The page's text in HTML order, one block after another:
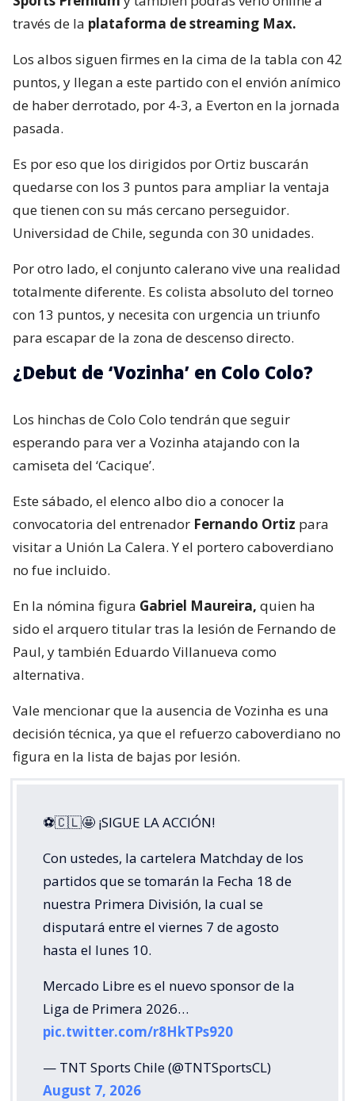
través de la plataforma de streaming Max.
Los albos siguen firmes en la cima de la tabla con 42
puntos, y llegan a este partido con el envión anímico
de haber derrotado, por 4-3, a Everton en la jornada
pasada.
Es por eso que los dirigidos por Ortiz buscarán
quedarse con los 3 puntos para ampliar la ventaja
que tienen con su más cercano perseguidor.
Universidad de Chile, segunda con 30 unidades.
Por otro lado, el conjunto calerano vive una realidad
totalmente diferente. Es colista absoluto del torneo
con 13 puntos, y necesita con urgencia un triunfo
para escapar de la zona de descenso directo.
¿Debut de ‘Vozinha’ en Colo Colo?
Los hinchas de Colo Colo tendrán que seguir
esperando para ver a Vozinha atajando con la
camiseta del ‘Cacique’.
Este sábado, el elenco albo dio a conocer la
convocatoria del entrenador Fernando Ortiz para
visitar a Unión La Calera. Y el portero caboverdiano
no fue incluido.
En la nómina figura Gabriel Maureira, quien ha
sido el arquero titular tras la lesión de Fernando de
Paul, y también Eduardo Villanueva como
alternativa.
Vale mencionar que la ausencia de Vozinha es una
decisión técnica, ya que el refuerzo caboverdiano no
figura en la lista de bajas por lesión.
⚽🇨🇱🤩 ¡SIGUE LA ACCIÓN!
Con ustedes, la cartelera Matchday de los
partidos que se tomarán la Fecha 18 de
nuestra Primera División, la cual se
disputará entre el viernes 7 de agosto
hasta el lunes 10.
Mercado Libre es el nuevo sponsor de la
Liga de Primera 2026…
pic.twitter.com/r8HkTPs920
— TNT Sports Chile (@TNTSportsCL)
August 7, 2026